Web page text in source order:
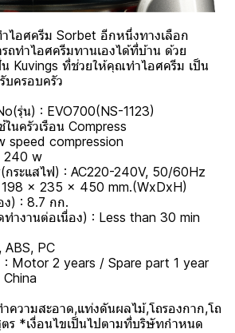
ไอศครีม Sorbet อีกหนึ่งทางเลือก
ถทำไอศครีมทานเองได้ที่บ้าน ด้วย
Kuvings ที่ช่วยให้คุณทำไอศครีม เป็น
บครอบครัว
รุ่น) : EVO700(NS-1123)
นครัวเรือน Compress
speed compression
240 w
กระแสไฟ) : AC220-240V, 50/60Hz
x 235 x 450 mm.(WxDxH)
ง) : 8.7 กก.
ทำงานต่อเนื่อง) : Less than 30 min
ABS, PC
: Motor 2 years / Spare part 1 year
ความสะอาด,แท่งดันผลไม้,โถรองกาก,โถ
ร *เงื่อนไขเป็นไปตามที่บริษัทกำหนด